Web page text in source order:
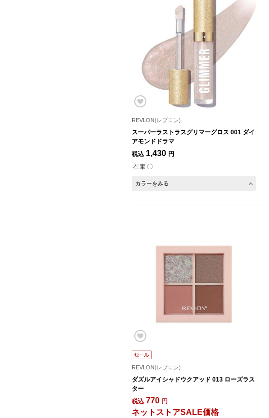
REVLON(レブロン)
スーパーラストラスグリマーグロス 001 ダイ
アモンドドラマ
税込 1,430 円
在庫 〇
カラーをみる
REVLON(レブロン)
ダズルアイシャドウクアッド 013 ローズラス
ター
税込 770 円
ネットストアSALE価格